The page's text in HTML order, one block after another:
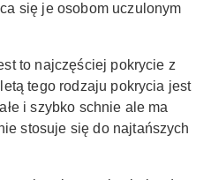
się je osobom uczulonym
to najczęściej pokrycie z
tego rodzaju pokrycia jest
i szybko schnie ale ma
stosuje się do najtańszych